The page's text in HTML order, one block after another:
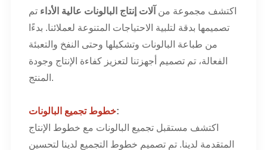
اكتشف مجموعة من آلات إنتاج البالونات عالية الأداء تم
تصميمها بدقة لتلبية الاحتياجات المتنوعة لعملائنا. بدءًا
من طباعة البالونات وتشكيلها وحتى النفخ والتعبئة
الفعالة، تم تصميم أجهزتنا لتعزيز كفاءة الإنتاج وجودة
المنتج.
خطوط تجميع البالونات:
اكتشف مستقبل تجميع البالونات مع خطوط الإنتاج
المتقدمة لدينا. تم تصميم خطوط التجميع لدينا لتحسين